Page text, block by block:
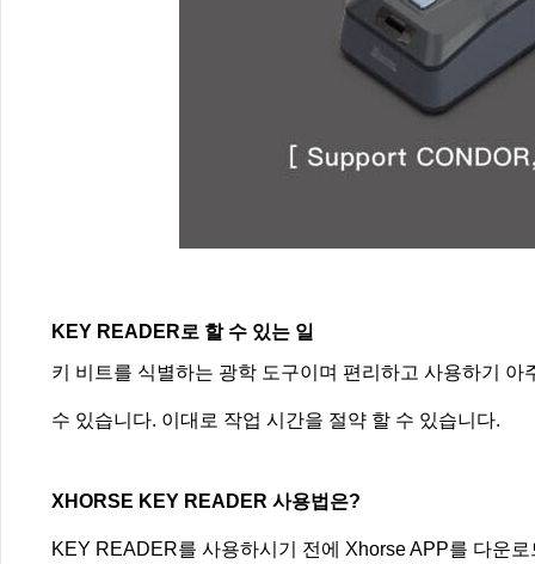
KEY READER로 할 수 있는 일
키 비트를 식별하는 광학 도구이며 편리하고 사용하기
수 있습니다. 이대로 작업 시간을 절약 할 수 있습니다.
XHORSE KEY READER 사용법은?
KEY READER를 사용하시기 전에 Xhorse APP를 다운